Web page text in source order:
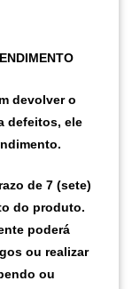
devolver o
defeitos, ele
de 7 (sete)
do produto.
poderá
ou realizar
ou